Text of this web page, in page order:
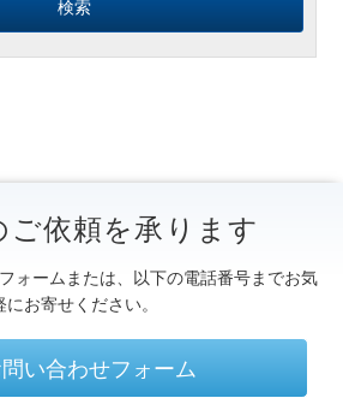
ご依頼を承ります
ォームまたは、以下の電話番号までお気
にお寄せください。
い合わせフォーム